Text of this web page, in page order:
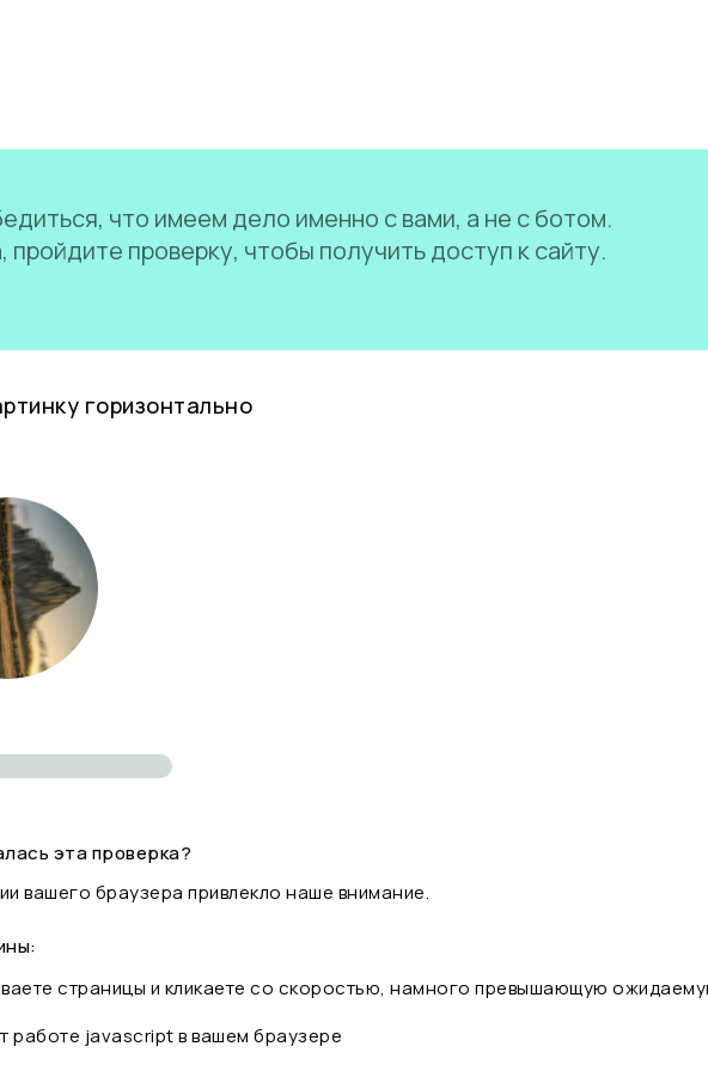
что имеем дело именно с вами, а не с ботом.
пройдите проверку, чтобы получить доступ к сайту.
горизонтально
эта проверка?
вашего браузера привлекло наше внимание.
страницы и кликаете со скоростью, намного превышающую
работе javascript в вашем браузере